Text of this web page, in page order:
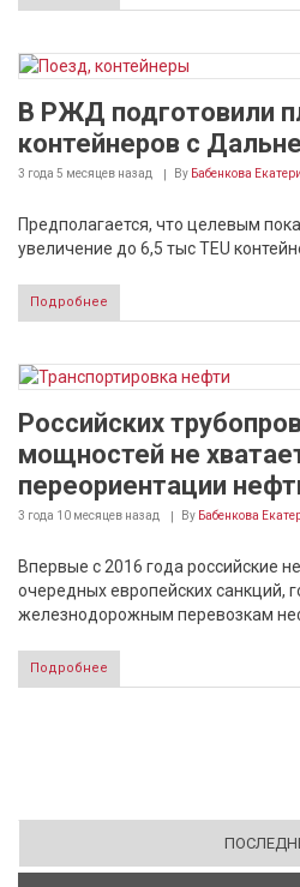
В РЖД подготовили
контейнеров с
3 года 5 месяцев назад By Бабенкова
Предполагается, что целевым
увеличение до 6,5 тыс TEU
Подробнее
Российских
мощностей не
переориентации
3 года 10 месяцев назад By Бабенкова
Впервые с 2016 года российские
очередных европейских санкций,
железнодорожным перевозкам
Подробнее